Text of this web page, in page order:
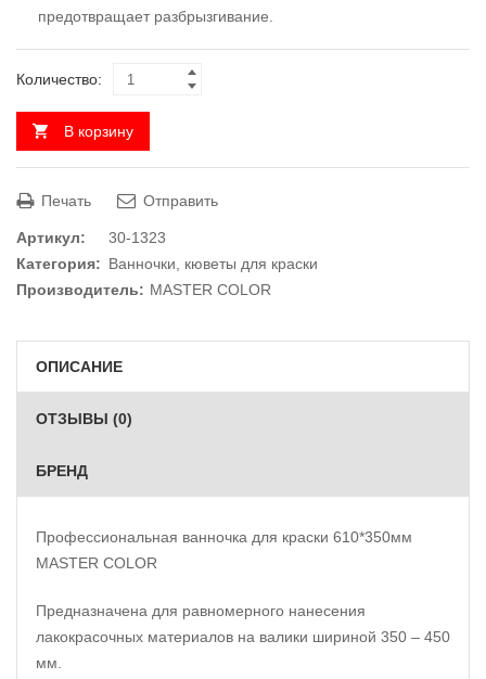
предотвращает разбрызгивание.
Количество:
В корзину
Печать Отправить
Артикул:
30-1323
Категория: Ванночки, кюветы для краски
Производитель: MASTER COLOR
ОПИСАНИЕ
ОТЗЫВЫ (0)
БРЕНД
Профессиональная ванночка для краски 610*350мм
MASTER COLOR
Предназначена для равномерного нанесения
лакокрасочных материалов на валики шириной 350 – 450
мм.